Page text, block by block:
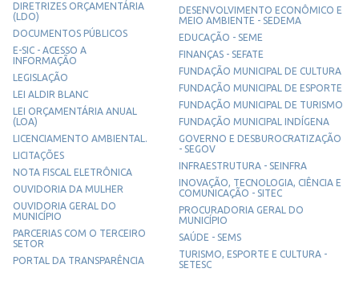
DIRETRIZES ORÇAMENTÁRIA
(LDO)
DOCUMENTOS PÚBLICOS
E-SIC - ACESSO A
INFORMAÇÃO
LEGISLAÇÃO
LEI ALDIR BLANC
LEI ORÇAMENTÁRIA ANUAL
(LOA)
LICENCIAMENTO AMBIENTAL.
LICITAÇÕES
NOTA FISCAL ELETRÔNICA
OUVIDORIA DA MULHER
OUVIDORIA GERAL DO
MUNICÍPIO
PARCERIAS COM O TERCEIRO
SETOR
PORTAL DA TRANSPARÊNCIA
DESENVOLVIMENTO ECONÔMICO E
MEIO AMBIENTE - SEDEMA
EDUCAÇÃO - SEME
FINANÇAS - SEFATE
FUNDAÇÃO MUNICIPAL DE CULTURA
FUNDAÇÃO MUNICIPAL DE ESPORTE
FUNDAÇÃO MUNICIPAL DE TURISMO
FUNDAÇÃO MUNICIPAL INDÍGENA
GOVERNO E DESBUROCRATIZAÇÃO
- SEGOV
INFRAESTRUTURA - SEINFRA
INOVAÇÃO, TECNOLOGIA, CIÊNCIA E
COMUNICAÇÃO - SITEC
PROCURADORIA GERAL DO
MUNICÍPIO
SAÚDE - SEMS
TURISMO, ESPORTE E CULTURA -
SETESC